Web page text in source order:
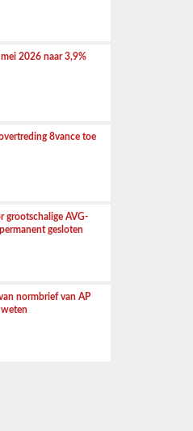
2026 naar 3,9%
8vance toe
grootschalige AVG-
gesloten
normbrief van AP